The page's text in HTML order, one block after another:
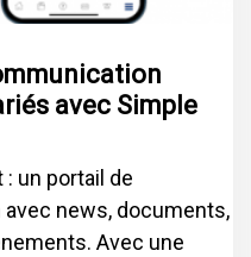
avec Simple
un portail de
news, documents,
Avec une